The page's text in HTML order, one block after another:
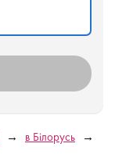
в Білорусь